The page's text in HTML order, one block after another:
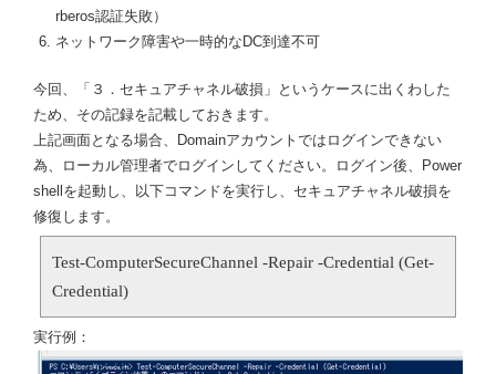
rberos認証失敗）
ネットワーク障害や一時的なDC到達不可
今回、「３．セキュアチャネル破損」というケースに出くわした
ため、その記録を記載しておきます。
上記画面となる場合、Domainアカウントではログインできない
為、ローカル管理者でログインしてください。ログイン後、Power
shellを起動し、以下コマンドを実行し、セキュアチャネル破損を
修復します。
Test-ComputerSecureChannel -Repair -Credential (Get-
Credential)
実行例：